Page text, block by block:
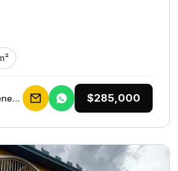
Galceb Group Bienes Raices $285,000